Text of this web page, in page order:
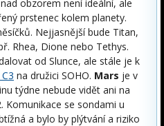
obzorem není ideální, ale
prstenec kolem planety.
Nejjasnější bude Titan,
Rhea, Dione nebo Tethys.
od Slunce, ale stále je k
na družici SOHO. Mars je v
týdne nebude vidět ani na
Komunikace se sondami u
a bylo by plýtvání a riziko